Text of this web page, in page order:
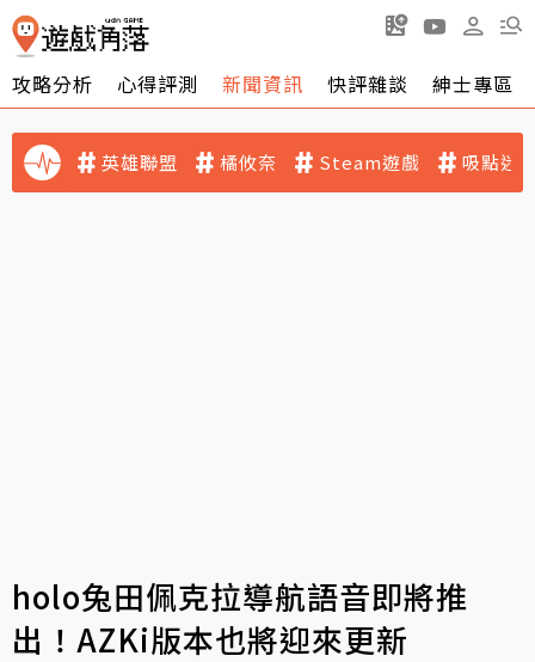
攻略分析 心得評測 新聞資訊 快評雜談 紳士專區
英雄聯盟 橘攸奈 Steam遊戲 吸點迷
holo兔田佩克拉導航語音即將推
出！AZKi版本也將迎來更新